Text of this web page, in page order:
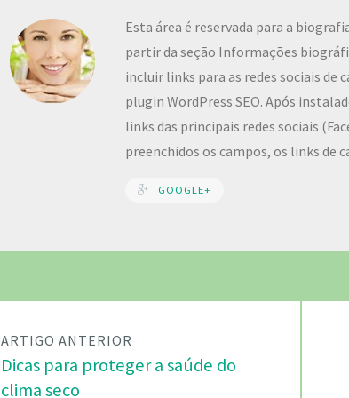
Esta área é reservada para a
partir da seção Informações
incluir links para as redes sociais de
plugin WordPress SEO. Após
links das principais redes sociais
preenchidos os campos, os links de
GOOGLE+
ARTIGO ANTERIOR
Dicas para proteger a saúde do
clima seco